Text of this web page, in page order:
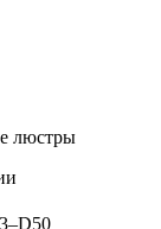
люстры